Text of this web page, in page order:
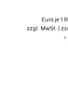
Euro je 1
zzgl. MwSt. |